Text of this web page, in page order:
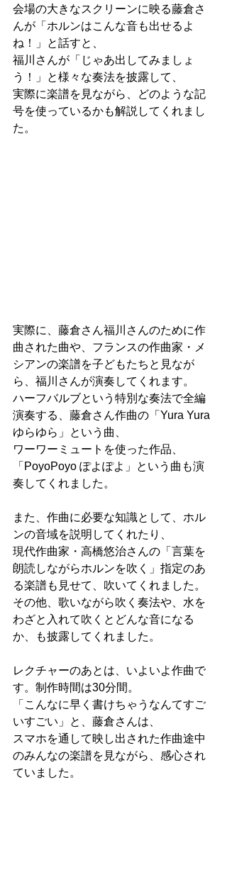
会場の大きなスクリーンに映る藤倉さ
んが「ホルンはこんな音も出せるよ
ね！」と話すと、
福川さんが「じゃあ出してみましょ
う！」と様々な奏法を披露して、
実際に楽譜を見ながら、どのような記
号を使っているかも解説してくれまし
た。
実際に、藤倉さん福川さんのために作
曲された曲や、フランスの作曲家・メ
シアンの楽譜を子どもたちと見なが
ら、福川さんが演奏してくれます。
ハーフバルブという特別な奏法で全編
演奏する、藤倉さん作曲の「Yura Yura
ゆらゆら」という曲、
ワーワーミュートを使った作品、
「PoyoPoyo ぽよぽよ」という曲も演
奏してくれました。
また、作曲に必要な知識として、ホル
ンの音域を説明してくれたり、
現代作曲家・高橋悠治さんの「言葉を
朗読しながらホルンを吹く」指定のあ
る楽譜も見せて、吹いてくれました。
その他、歌いながら吹く奏法や、水を
わざと入れて吹くとどんな音になる
か、も披露してくれました。
レクチャーのあとは、いよいよ作曲で
す。制作時間は30分間。
「こんなに早く書けちゃうなんてすご
いすごい」と、藤倉さんは、
スマホを通して映し出された作曲途中
のみんなの楽譜を見ながら、感心され
ていました。